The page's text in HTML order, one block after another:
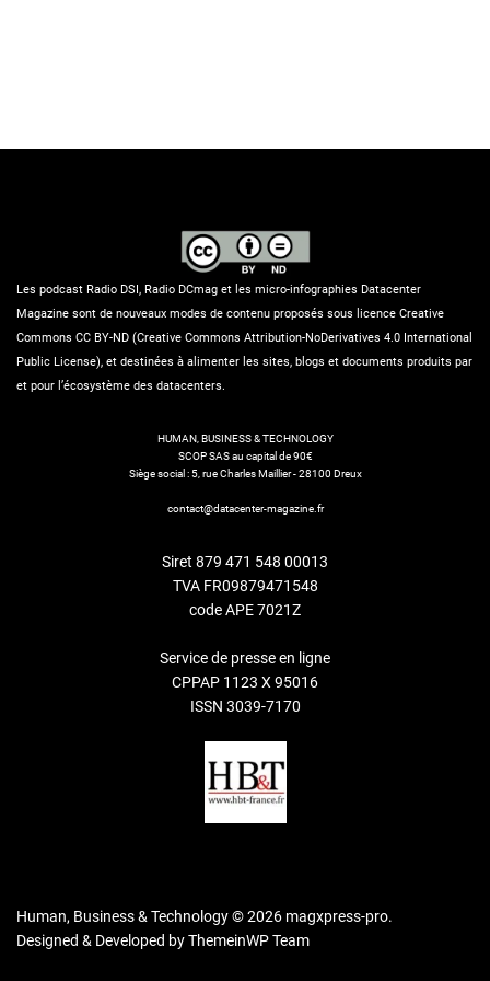
Les podcast Radio DSI, Radio DCmag et les micro-infographies Datacenter
Magazine sont de nouveaux modes de contenu proposés sous licence Creative
Commons CC BY-ND (Creative Commons Attribution-NoDerivatives 4.0 International
Public License), et destinées à alimenter les sites, blogs et documents produits par
et pour l’écosystème des datacenters.
HUMAN, BUSINESS & TECHNOLOGY
SCOP SAS au capital de 90€
Siège social : 5, rue Charles Maillier - 28100 Dreux
contact@datacenter-magazine.fr
Siret 879 471 548 00013
TVA FR09879471548
code APE 7021Z
Service de presse en ligne
CPPAP 1123 X 95016
ISSN 3039-7170
Human, Business & Technology © 2026 magxpress-pro.
Designed & Developed byThemeinWP Team